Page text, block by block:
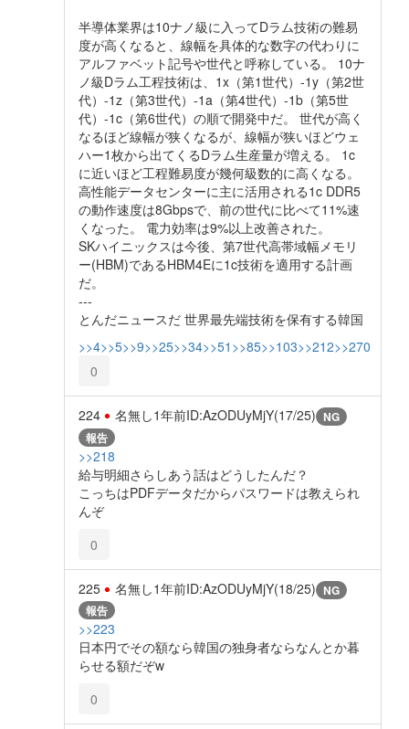
半導体業界は10ナノ級に入ってDラム技術の難易
度が高くなると、線幅を具体的な数字の代わりに
アルファベット記号や世代と呼称している。 10ナ
ノ級Dラム工程技術は、1x（第1世代）-1y（第2世
代）-1z（第3世代）-1a（第4世代）-1b（第5世
代）-1c（第6世代）の順で開発中だ。 世代が高く
なるほど線幅が狭くなるが、線幅が狭いほどウェ
ハー1枚から出てくるDラム生産量が増える。 1c
に近いほど工程難易度が幾何級数的に高くなる。
高性能データセンターに主に活用される1c DDR5
の動作速度は8Gbpsで、前の世代に比べて11%速
くなった。 電力効率は9%以上改善された。
SKハイニックスは今後、第7世代高帯域幅メモリ
ー(HBM)であるHBM4Eに1c技術を適用する計画
だ。
---
とんだニュースだ 世界最先端技術を保有する韓国
>>4>>5>>9>>25>>34>>51 >>85>>103>>212>>270
0
224 名無し1年前ID:AzODUyMjY(17/25) NG
報告
>>218
給与明細さらしあう話はどうしたんだ？
こっちはPDFデータだからパスワードは教えられ
んぞ
0
225 名無し1年前ID:AzODUyMjY(18/25) NG
報告
>>223
日本円でその額なら韓国の独身者ならなんとか暮
らせる額だぞw
0